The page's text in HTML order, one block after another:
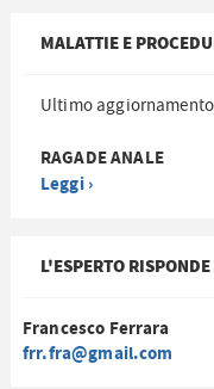
MALATTIE E
Ultimo
RAGADE ANALE
Leggi ›
L'ESPERTO RISPONDE
Francesco Ferrara
frr.fra@gmail.com